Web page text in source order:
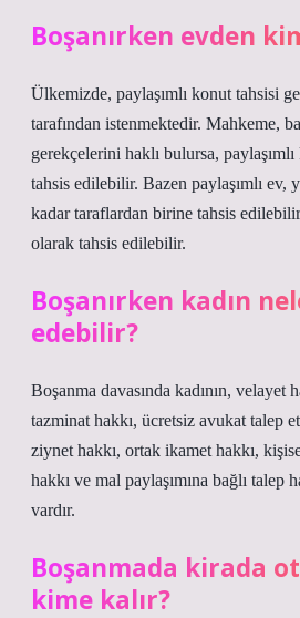
Boşanırken evden
Ülkemizde, paylaşımlı konut tahsisi
tarafından istenmektedir. Mahkeme,
gerekçelerini haklı bulursa,
tahsis edilebilir. Bazen paylaşımlı ev,
kadar taraflardan birine tahsis
olarak tahsis edilebilir.
Boşanırken kadın
edebilir?
Boşanma davasında kadının, velayet
tazminat hakkı, ücretsiz avukat talep
ziynet hakkı, ortak ikamet hakkı,
hakkı ve mal paylaşımına bağlı talep
vardır.
Boşanmada kirada
kime kalır?